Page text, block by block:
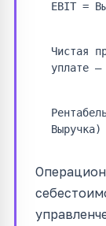
EBIT =
Чистая
уплате –
Выручка)